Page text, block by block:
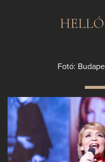
Fotó: